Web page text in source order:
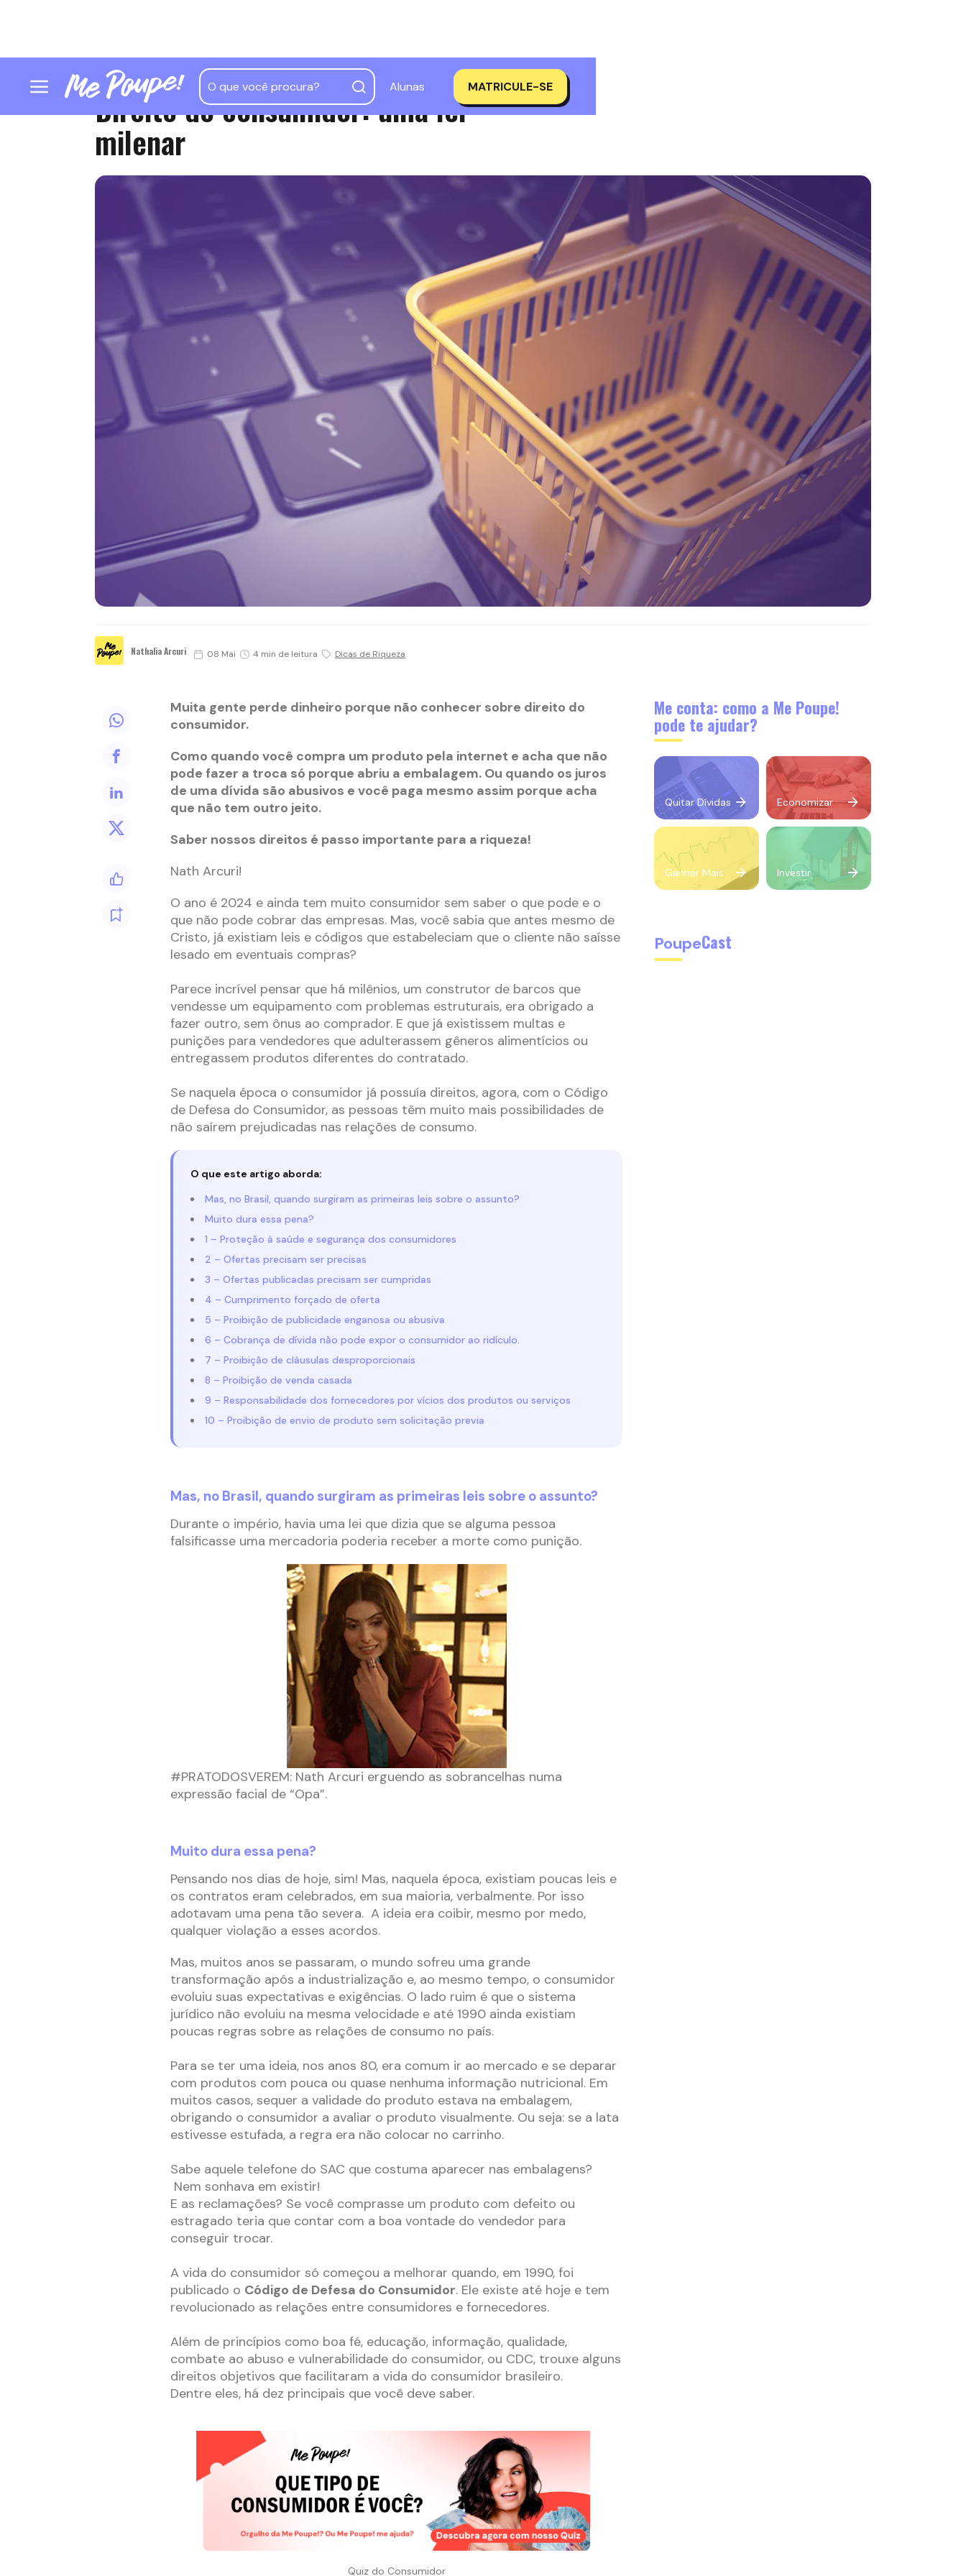
Alunas MATRICULE-SE
Direito do consumidor: uma lei
milenar
Nathalia Arcuri 08 Mai 4 min de leitura Dicas de Riqueza
Muita gente perde dinheiro porque não conhecer sobre direito do
consumidor.
Como quando você compra um produto pela internet e acha que não
pode fazer a troca só porque abriu a embalagem. Ou quando os juros
de uma dívida são abusivos e você paga mesmo assim porque acha
que não tem outro jeito.
Saber nossos direitos é passo importante para a riqueza!
Nath Arcuri!
O ano é 2024 e ainda tem muito consumidor sem saber o que pode e o
que não pode cobrar das empresas. Mas, você sabia que antes mesmo de
Cristo, já existiam leis e códigos que estabeleciam que o cliente não saísse
lesado em eventuais compras?
Parece incrível pensar que há milênios, um construtor de barcos que
vendesse um equipamento com problemas estruturais, era obrigado a
fazer outro, sem ônus ao comprador. E que já existissem multas e
punições para vendedores que adulterassem gêneros alimentícios ou
entregassem produtos diferentes do contratado.
Se naquela época o consumidor já possuía direitos, agora, com o Código
de Defesa do Consumidor, as pessoas têm muito mais possibilidades de
não saírem prejudicadas nas relações de consumo.
O que este artigo aborda:
Mas, no Brasil, quando surgiram as primeiras leis sobre o assunto?
Muito dura essa pena?
1 – Proteção à saúde e segurança dos consumidores
2 – Ofertas precisam ser precisas
3 – Ofertas publicadas precisam ser cumpridas
4 – Cumprimento forçado de oferta
5 – Proibição de publicidade enganosa ou abusiva
6 – Cobrança de dívida não pode expor o consumidor ao ridículo.
7 – Proibição de cláusulas desproporcionais
8 – Proibição de venda casada
9 – Responsabilidade dos fornecedores por vícios dos produtos ou serviços
10 – Proibição de envio de produto sem solicitação previa
Mas, no Brasil, quando surgiram as primeiras leis sobre o assunto?
Durante o império, havia uma lei que dizia que se alguma pessoa
falsificasse uma mercadoria poderia receber a morte como punição.
#PRATODOSVEREM: Nath Arcuri erguendo as sobrancelhas numa
expressão facial de “Opa”.
Muito dura essa pena?
Pensando nos dias de hoje, sim! Mas, naquela época, existiam poucas leis e
os contratos eram celebrados, em sua maioria, verbalmente.Por isso
adotavam uma pena tão severa. A ideia era coibir, mesmo por medo,
qualquer violação a esses acordos.
Mas, muitos anos se passaram, o mundo sofreu uma grande
transformação após a industrialização e, ao mesmo tempo, o consumidor
evoluiu suas expectativas e exigências. O lado ruim é que o sistema
jurídico não evoluiu na mesma velocidade e até 1990 ainda existiam
poucas regras sobre as relações de consumo no país.
Para se ter uma ideia, nos anos 80, era comum ir ao mercado e se deparar
com produtos com pouca ou quase nenhuma informação nutricional. Em
muitos casos, sequer a validade do produto estava na embalagem,
obrigando o consumidor a avaliar o produto visualmente. Ou seja: se a lata
estivesse estufada, a regra era não colocar no carrinho.
Sabe aquele telefone do SAC que costuma aparecer nas embalagens?
Nem sonhava em existir!
E as reclamações? Se você comprasse um produto com defeito ou
estragado teria que contar com a boa vontade do vendedor para
conseguir trocar.
A vida do consumidor só começou a melhorar quando, em 1990, foi
publicado o Código de Defesa do Consumidor. Ele existe até hoje e tem
revolucionado as relações entre consumidores e fornecedores.
Além de princípios como boa fé, educação, informação, qualidade,
combate ao abuso e vulnerabilidade do consumidor, ou CDC, trouxe alguns
direitos objetivos que facilitaram a vida do consumidor brasileiro.
Dentre eles, há dez principais que você deve saber.
Quiz do Consumidor
Me conta: como a Me Poupe!
pode te ajudar?
Quitar Dívidas Economizar
Ganhar Mais Investir
PoupeCast